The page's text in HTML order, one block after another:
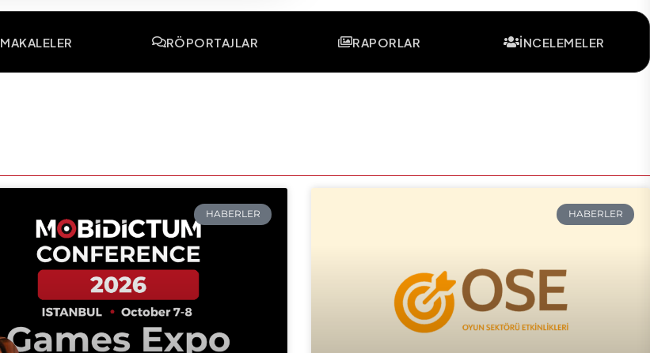
MAKALELER RÖPORTAJLAR RAPORLAR İNCELEMELER
HABERLER HABERLER